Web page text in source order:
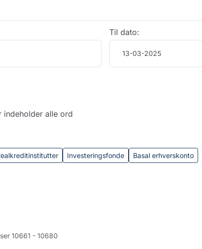
Til dato:
indeholder alle ord
Investeringsfonde Basal erhverskonto
10661 - 10680